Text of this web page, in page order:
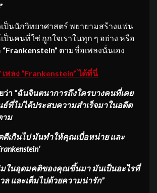
ป็นนักวิทยาศาสตร์ พยายามสร้างแฟน
ป็นคนที่ใช่ ถูกใจเราในทุก ๆ อย่าง หรือ
“Frankenstein” ตามชื่อเพลงนั่นเอง
เพลง “Frankenstein” ได้ที่นี่
ว่า “ฉันจินตนาการถึงใครบางคนที่เคย
ที่ไม่ได้ประสบความสำเร็จมาในอดีต
าม
ดีเกินไป มันทำให้คุณเบื่อหน่าย และ
ในอุดมคติของคุณขึ้นมา มันเป็นอะไรที่
วล และเต็มไปด้วยความน่ารัก”